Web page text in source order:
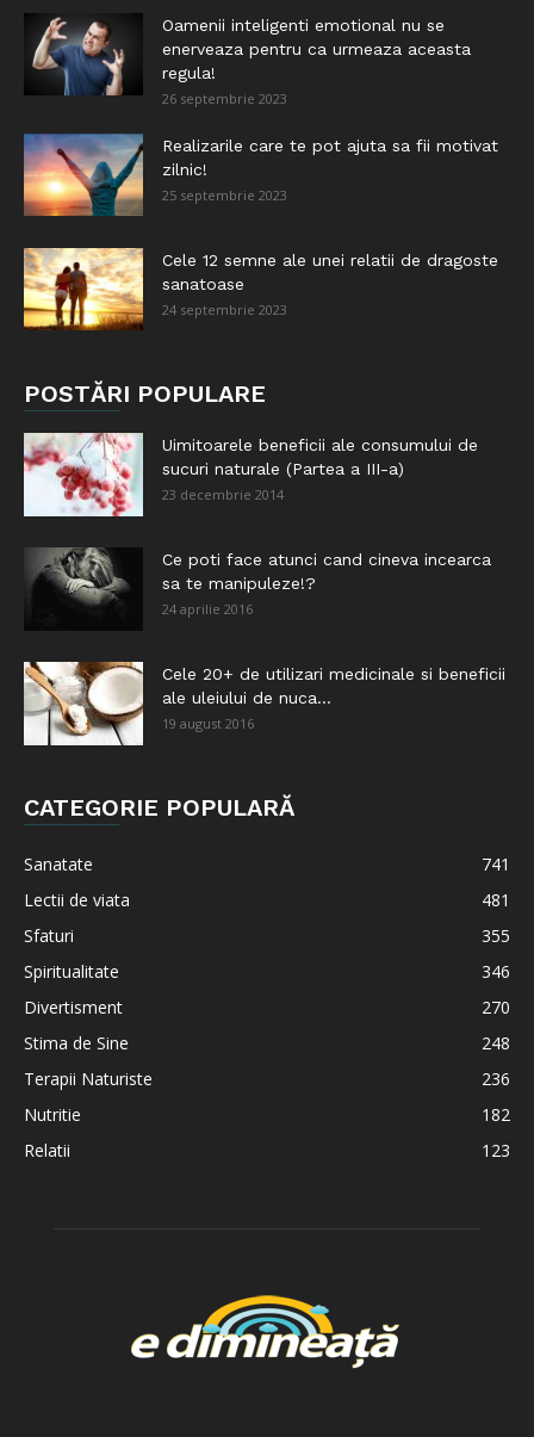
Oamenii inteligenti emotional nu se
enerveaza pentru ca urmeaza aceasta
regula!
26 septembrie 2023
Realizarile care te pot ajuta sa fii motivat
zilnic!
25 septembrie 2023
Cele 12 semne ale unei relatii de dragoste
sanatoase
24 septembrie 2023
POSTĂRI POPULARE
Uimitoarele beneficii ale consumului de
sucuri naturale (Partea a III-a)
23 decembrie 2014
Ce poti face atunci cand cineva incearca
sa te manipuleze!?
24 aprilie 2016
Cele 20+ de utilizari medicinale si beneficii
ale uleiului de nuca...
19 august 2016
CATEGORIE POPULARĂ
Sanatate
741
Lectii de viata
481
Sfaturi
355
Spiritualitate
346
Divertisment
270
Stima de Sine
248
Terapii Naturiste
236
Nutritie
182
Relatii
123